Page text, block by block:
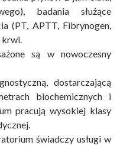
badania służące
(PT, APTT, Fibrynogen,
krwi.
są w nowoczesny
dostarczającą
biochemicznych i
pracują wysokiej klasy
świadczy usługi w